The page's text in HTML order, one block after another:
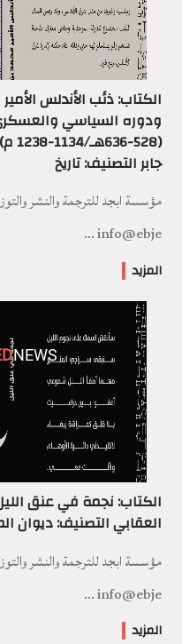
الكتاب: ذئب الأندلس
ودوره السياسي
جابر التصنيف: تاريخ
info@ebje ...
المزيد
NEWS
الكتاب: نجمة في عنق
العقابي التصنيف: ديوان
info@ebje ...
المزيد